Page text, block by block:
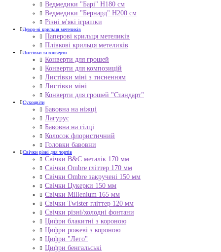
Ведмедики "Барі" Н180 см
Ведмедики "Бернард" Н200 см
Різні м'які іграшки
Декор-ні крильця метеликів
Паперові крильця метеликів
Плівкові крильця метеликів
Листівки та конверти
Конверти для грошей
Конверти для композицій
Листівки міні з тисненням
Листівки міні
Конверти для грошей "Стандарт"
Сухоцвіти
Бавовна на ніжці
Лагурус
Бавовна на гілці
Колосок флористичний
Головки бавовни
Свічки різні для тортів
Свічки B&C металік 170 мм
Свічки Ombre гліттер 170 мм
Свічки Ombre закручені 150 мм
Свічки Цукерки 150 мм
Свічки Millenium 165 мм
Свічки Twister гліттер 120 мм
Свічки різні/холодні фонтани
Цифри блакитні з короною
Цифри рожеві з короною
Цифри "Лего"
Цифри бенгальські